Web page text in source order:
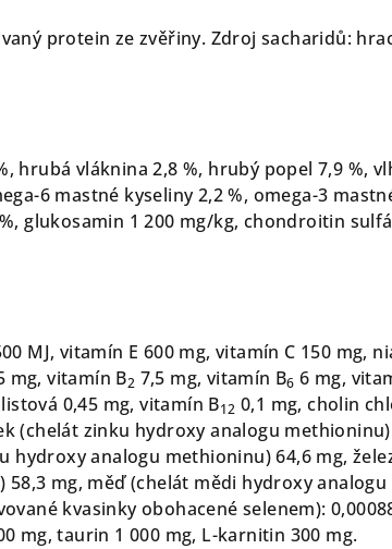
protein ze zvěřiny. Zdroj sacharidů:
hrubá vláknina 2,8 %, hrubý popel 7,9 %,
6 mastné kyseliny 2,2 %, omega-3
%, glukosamin 1 200 mg/kg, chondroitin
MJ, vitamín E 600 mg, vitamín C 150 mg,
mg, vitamín B2 7,5 mg, vitamín B6 6 mg,
0,45 mg, vitamín B12 0,1 mg, cholin
(chelát zinku hydroxy analogu methioninu)
hydroxy analogu methioninu) 64,6 mg,
mg, měď (chelát mědi hydroxy analogu
kvasinky obohacené selenem):
mg, taurin 1 000 mg, L-karnitin 300 mg.